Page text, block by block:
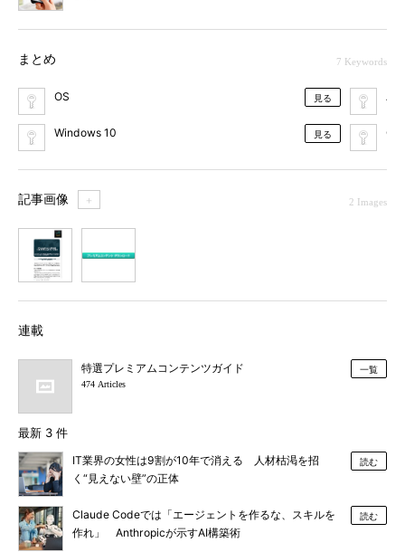
まとめ 7 Keywords
OS 見る
Windows 10 見る
記事画像 ＋ 2 Images
連載
特選プレミアムコンテンツガイド
474 Articles
一覧
最新 3 件
IT業界の女性は9割が10年で消える 人材枯渇を招
く“見えない壁”の正体
読む
Claude Codeでは「エージェントを作るな、スキルを
作れ」 Anthropicが示すAI構築術
読む